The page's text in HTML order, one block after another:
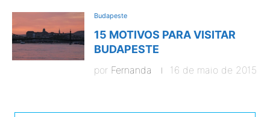
Budapeste
15 MOTIVOS PARA VISITAR
BUDAPESTE
por Fernanda 16 de maio de 2015